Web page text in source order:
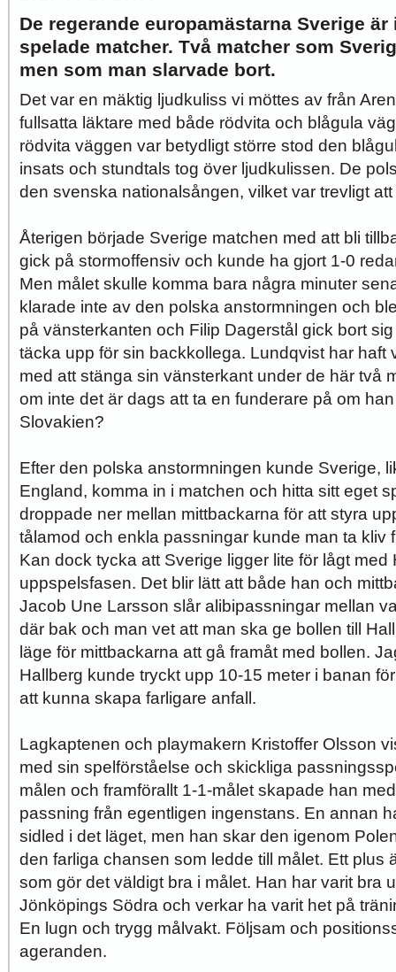
De regerande europamästarna Sverige
spelade matcher. Två matcher som
men som man slarvade bort.
Det var en mäktig ljudkuliss vi möttes av från
fullsatta läktare med både rödvita och blågula
rödvita väggen var betydligt större stod den
insats och stundtals tog över ljudkulissen. De
den svenska nationalsången, vilket var trevligt att
Återigen började Sverige matchen med att bli
gick på stormoffensiv och kunde ha gjort 1-0
Men målet skulle komma bara några minuter
klarade inte av den polska anstormningen och
på vänsterkanten och Filip Dagerstål gick bort
täcka upp för sin backkollega. Lundqvist har haft
med att stänga sin vänsterkant under de här två
om inte det är dags att ta en funderare på om
Slovakien?
Efter den polska anstormningen kunde Sverige,
England, komma in i matchen och hitta sitt eget
droppade ner mellan mittbackarna för att styra
tålamod och enkla passningar kunde man ta kliv
Kan dock tycka att Sverige ligger lite för lågt med
uppspelsfasen. Det blir lätt att både han och
Jacob Une Larsson slår alibipassningar mellan
där bak och man vet att man ska ge bollen till
läge för mittbackarna att gå framåt med bollen.
Hallberg kunde tryckt upp 10-15 meter i banan
att kunna skapa farligare anfall.
Lagkaptenen och playmakern Kristoffer Olsson
med sin spelförståelse och skickliga
målen och framförallt 1-1-målet skapade han
passning från egentligen ingenstans. En annan
sidled i det läget, men han skar den igenom
den farliga chansen som ledde till målet. Ett plus
som gör det väldigt bra i målet. Han har varit bra
Jönköpings Södra och verkar ha varit het på
En lugn och trygg målvakt. Följsam och
ageranden.